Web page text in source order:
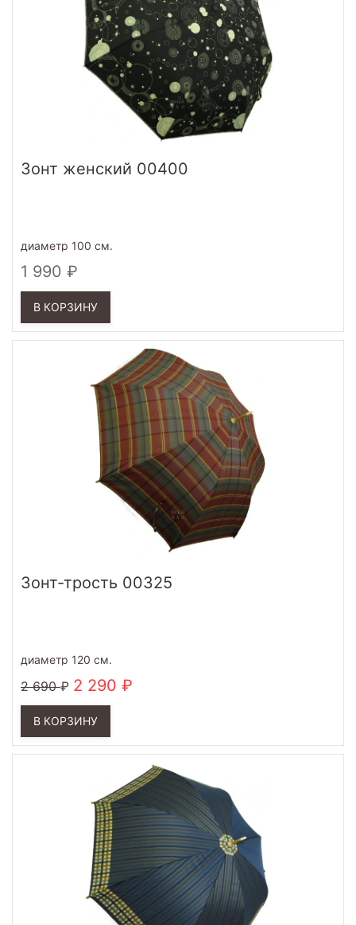
Зонт женский 00400
диаметр 100 см.
1 990
В КОРЗИНУ
Зонт-трость 00325
диаметр 120 см.
2 690 2 290
В КОРЗИНУ